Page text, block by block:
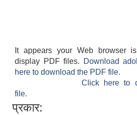
It appears your Web browser
display PDF files.
Download
here to download the PDF file.
Click here to
file.
प्रकार: